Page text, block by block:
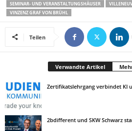
SEMINAR- UND VERANSTALTUNGSHÄUSER
VINZENZ GRAF VON BRÜHL
Teilen
Verwandte Artikel
Zertifikatslehrgang verbindet KI
2bdifferent und SKW Schwarz